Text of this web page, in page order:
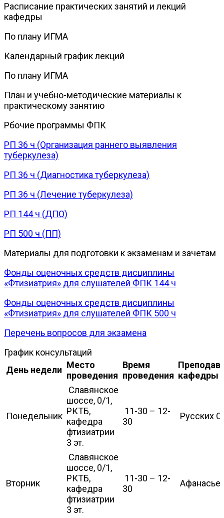
Расписание практических занятий и лекций
кафедры
По плану ИГМА
Календарный график лекций
По плану ИГМА
План и учебно-методические материалы к
практическому занятию
Рбочие программы ФПК
РП 36 ч (Организация раннего выявления
туберкулеза)
РП 36 ч (Диагностика туберкулеза)
РП 36 ч (Лечение туберкулеза)
РП 144 ч (ДПО)
РП 500 ч (ПП)
Материалы для подготовки к экзаменам и зачетам
Фонды оценочных средств дисциплины
«Фтизиатрия» для слушателей ФПК 144 ч
Фонды оценочных средств дисциплины
«Фтизиатрия» для слушателей ФПК 500 ч
Перечень вопросов для экзамена
График консультаций
День недели Место
проведения
Время
проведения кафедры
Понедельник
Славянское
шоссе, 0/1,
РКТБ,
кафедра
фтизиатрии
3 эт.
11-30 – 12-
30
Русских
Вторник
Славянское
шоссе, 0/1,
РКТБ,
кафедра
фтизиатрии
3 эт.
11-30 – 12-
30